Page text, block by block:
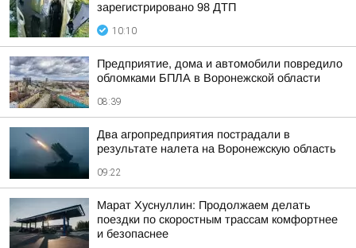
зарегистрировано 98 ДТП
10:10
Предприятие, дома и автомобили повредило
обломками БПЛА в Воронежской области
08:39
Два агропредприятия пострадали в
результате налета на Воронежскую область
09:22
Марат Хуснуллин: Продолжаем делать
поездки по скоростным трассам комфортнее
и безопаснее